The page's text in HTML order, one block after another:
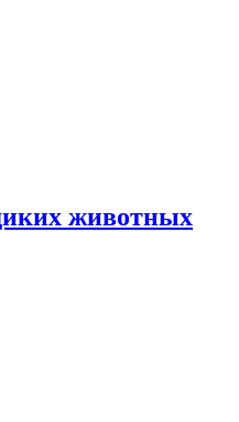
животных